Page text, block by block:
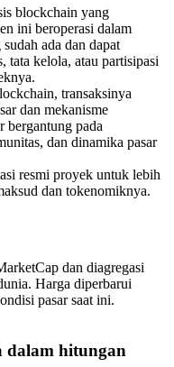
sebagai jaminannya
blockchain yang
ini beroperasi dalam
ada dan dapat
tata kelola, atau partisipasi
transaksinya
dan mekanisme
bergantung pada
dan dinamika pasar
resmi proyek untuk lebih
dan tokenomiknya.
dan diagregasi
Harga diperbarui
pasar saat ini.
hitungan